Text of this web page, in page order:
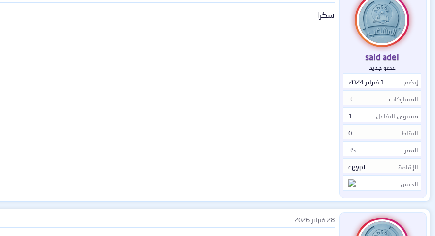
said adel
عضو جديد
إنضم
1 فبراير 2024
المشاركات 3
مستوى التفاعل 1
النقاط 0
العمر 35
الإقامة egypt
الجنس
شكرا
28 فبراير 2026